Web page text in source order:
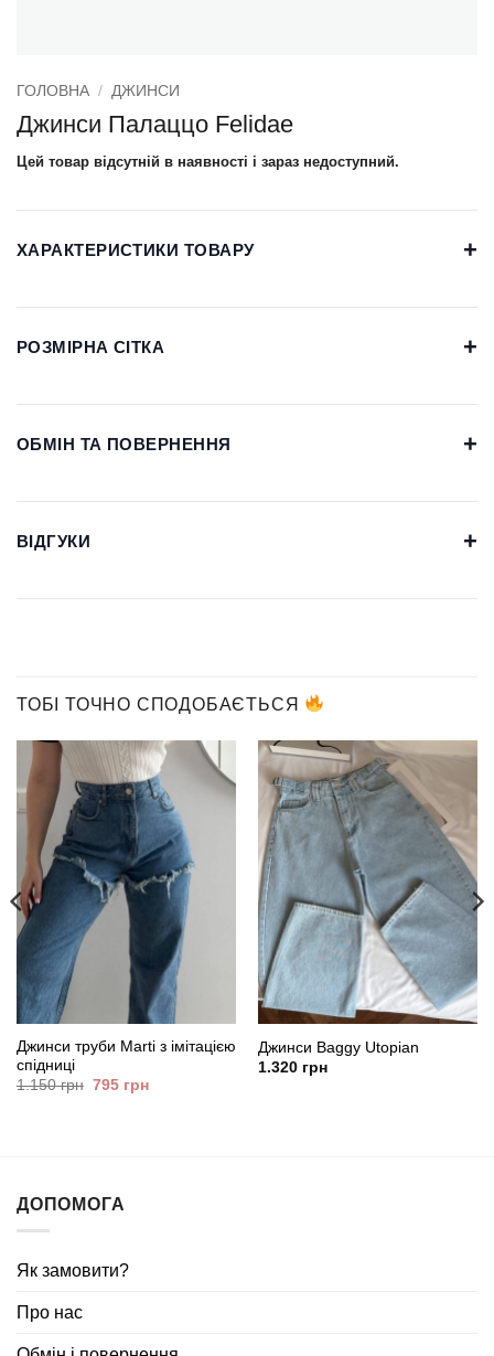
ГОЛОВНА / ДЖИНСИ
Джинси Палаццо Felidae
Цей товар відсутній в наявності і зараз недоступний.
ХАРАКТЕРИСТИКИ ТОВАРУ +
РОЗМІРНА СІТКА +
ОБМІН ТА ПОВЕРНЕННЯ +
ВІДГУКИ +
ТОБІ ТОЧНО СПОДОБАЄТЬСЯ
Джинси труби Marti з імітацією
спідниці
1.150грн Оригінальна
795грнПоточна
Джинси Baggy Utopian
1.320грн
ДОПОМОГА
Як замовити?
Про нас